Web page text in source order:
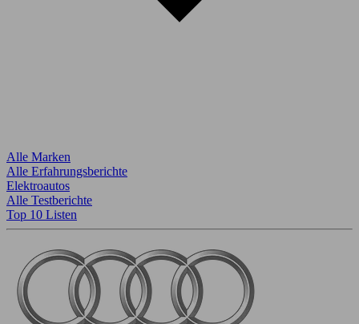
Alle Marken
Alle Erfahrungsberichte
Elektroautos
Alle Testberichte
Top 10 Listen